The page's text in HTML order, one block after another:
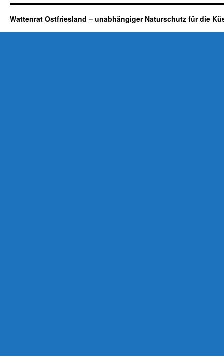
Wattenrat Ostfriesland – unabhängiger Naturschutz für die